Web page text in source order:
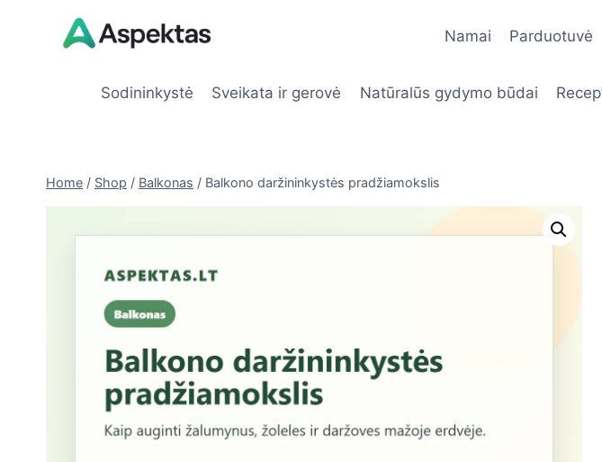
Namai Parduotuvė
Sodininkystė Sveikata ir gerovė Natūralūs gydymo būdai
Home / Shop / Balkonas / Balkono daržininkystės pradžiamokslis